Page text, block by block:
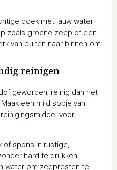
doek met lauw water
zoals groene zeep of een
van buiten naar binnen om
reinigen
geworden, reinig dan het
een mild sopje van
voor
spons in rustige,
hard te drukken.
water om zeepresten te